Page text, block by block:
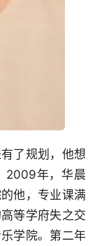
了规划，他想
2009年，华晨
他，专业课满
等学府失之交
学院。第二年